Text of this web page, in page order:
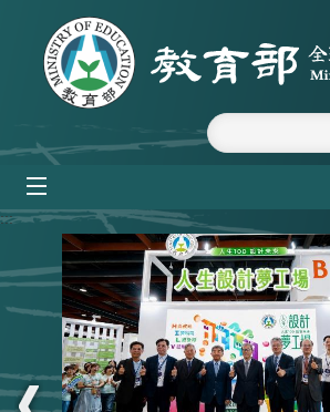
跳到主要內容區塊
:::